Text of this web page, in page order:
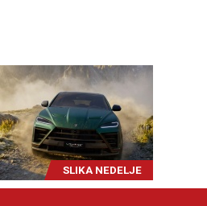
SLIKA NEDELJE